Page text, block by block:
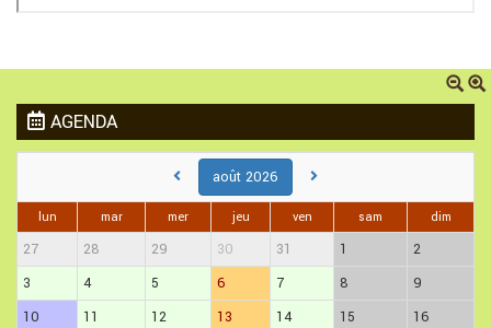
AGENDA
août 2026
lun mar mer jeu ven sam dim
27 28 29 30 31 1
2
3
4 5 6 7 8
9
10
11 12 13 14 15
16